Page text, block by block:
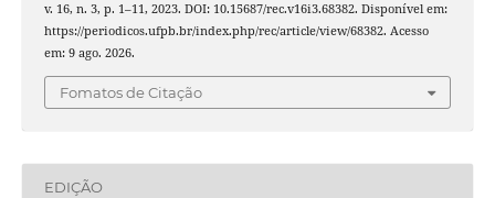
v. 16, n. 3, p. 1–11, 2023. DOI: 10.15687/rec.v16i3.68382. Disponível em:
https://periodicos.ufpb.br/index.php/rec/article/view/68382. Acesso
em: 9 ago. 2026.
Fomatos de Citação
EDIÇÃO